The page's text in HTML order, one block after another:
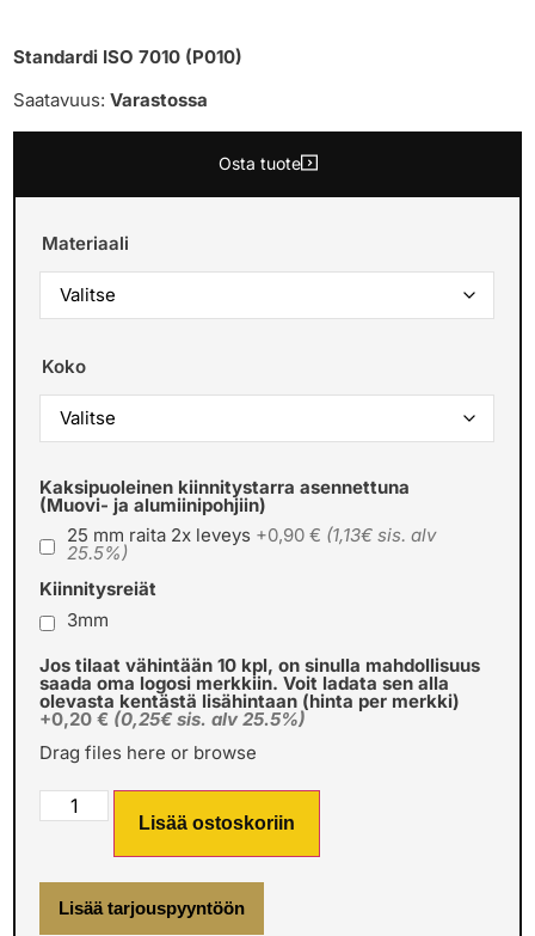
Standardi ISO 7010 (P010)
Saatavuus:Varastossa
Osta tuote
Materiaali
Koko
Kaksipuoleinen kiinnitystarra asennettuna
(Muovi- ja alumiinipohjiin)
25 mm raita 2x leveys +0,90 € (1,13€ sis. alv
25.5%)
Kiinnitysreiät
3mm
Jos tilaat vähintään 10 kpl, on sinulla mahdollisuus
saada oma logosi merkkiin. Voit ladata sen alla
olevasta kentästä lisähintaan (hinta per merkki)
+0,20 € (0,25€ sis. alv 25.5%)
Drag files here or browse
Lisää ostoskoriin
Lisää tarjouspyyntöön